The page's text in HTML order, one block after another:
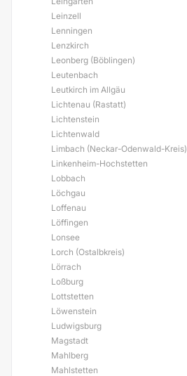
Leinzell
Lenningen
Lenzkirch
Leonberg (Böblingen)
Leutenbach
Leutkirch im Allgäu
Lichtenau (Rastatt)
Lichtenstein
Lichtenwald
Limbach (Neckar-Odenwald-Kreis)
Linkenheim-Hochstetten
Lobbach
Löchgau
Loffenau
Löffingen
Lonsee
Lorch (Ostalbkreis)
Lörrach
Loßburg
Lottstetten
Löwenstein
Ludwigsburg
Magstadt
Mahlberg
Mahlstetten